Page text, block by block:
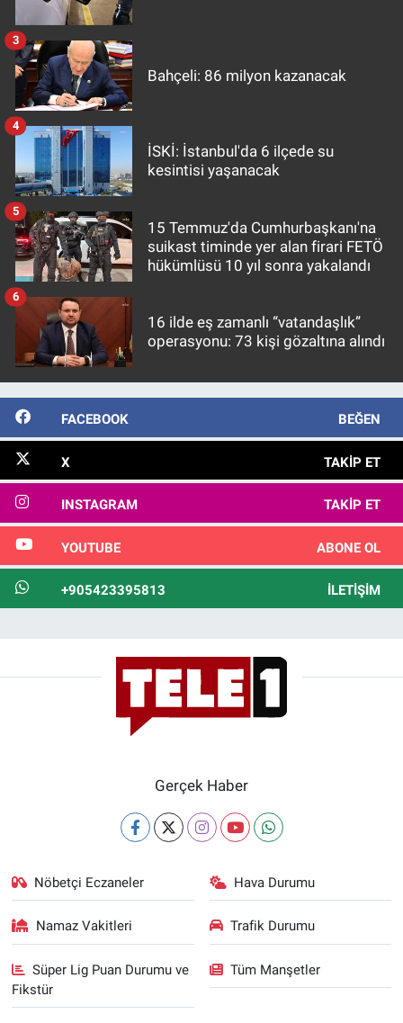
Bahçeli: 86 milyon kazanacak
3
İSKİ: İstanbul'da 6 ilçede su
kesintisi yaşanacak
4
15 Temmuz'da Cumhurbaşkanı'na
suikast timinde yer alan firari FETÖ
hükümlüsü 10 yıl sonra yakalandı
5
16 ilde eş zamanlı “vatandaşlık”
operasyonu: 73 kişi gözaltına alındı
6
FACEBOOK BEĞEN
X TAKIP ET
INSTAGRAM TAKIP ET
YOUTUBE ABONE OL
+905423395813 İLETIŞIM
Gerçek Haber
Nöbetçi Eczaneler Hava Durumu
Namaz Vakitleri Trafik Durumu
Süper Lig Puan Durumu ve
Fikstür
Tüm Manşetler